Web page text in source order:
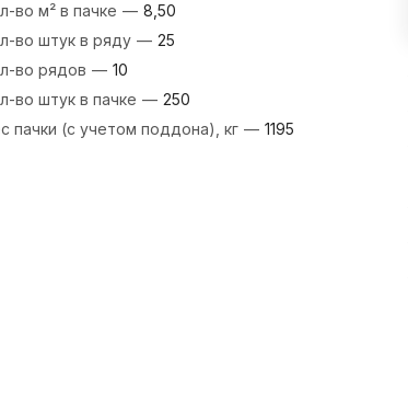
во м² в пачке — 8,50
во штук в ряду — 25
во рядов — 10
во штук в пачке — 250
пачки (с учетом поддона), кг — 1195